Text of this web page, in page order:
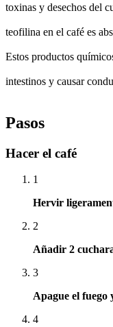
toxinas y desechos del
teofilina en el café es
Estos productos
intestinos y causar
Pasos
Hacer el café
1
Hervir
2
Añadir 2
3
Apague el
4